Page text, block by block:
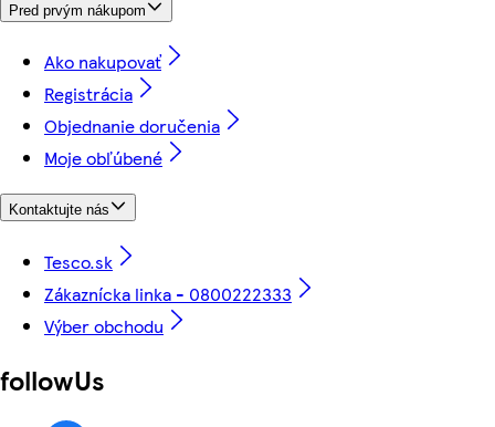
Pred prvým nákupom
Ako nakupovať
Registrácia
Objednanie doručenia
Moje obľúbené
Kontaktujte nás
Tesco.sk
Zákaznícka linka - 0800222333
Výber obchodu
followUs